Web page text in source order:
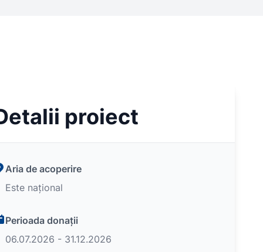
proiect
Aria de acoperire
Este național
Perioada donații
06.07.2026 - 31.12.2026